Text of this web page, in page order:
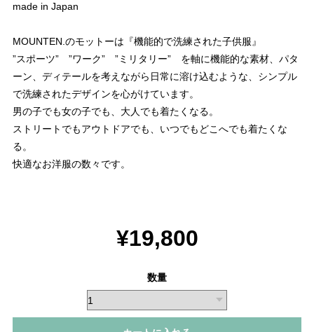
made in Japan
MOUNTEN.のモットーは『機能的で洗練された子供服』
”スポーツ” ”ワーク” ”ミリタリー” を軸に機能的な素材、パタ
ーン、ディテールを考えながら日常に溶け込むような、シンプル
で洗練されたデザインを心がけています。
男の子でも女の子でも、大人でも着たくなる。
ストリートでもアウトドアでも、いつでもどこへでも着たくな
る。
快適なお洋服の数々です。
¥19,800
数量